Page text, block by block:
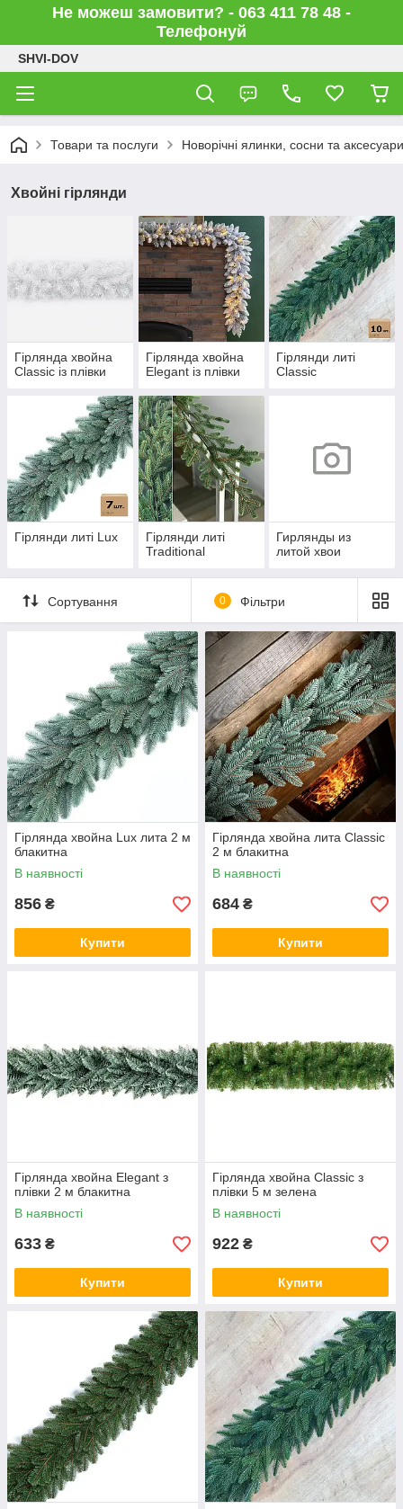
Не можеш замовити? - 063 411 78 48 -
Телефонуй
SHVI-DOV
Товари та послуги Новорічні ялинки, сосни та аксесуари
Хвойні гірлянди
Гірлянда хвойна
Classic із плівки
Гірлянда хвойна
Elegant із плівки
Гірлянди литі
Classic
Гірлянди литі Lux
Гірлянди литі
Traditional
Гирлянды из
литой хвои
Сортування 0 Фільтри
Гірлянда хвойна Lux лита 2 м
блакитна
В наявності
856 ₴
Купити
Гірлянда хвойна лита Classic
2 м блакитна
В наявності
684 ₴
Купити
Гірлянда хвойна Elegant з
плівки 2 м блакитна
В наявності
633 ₴
Купити
Гірлянда хвойна Classic з
плівки 5 м зелена
В наявності
922 ₴
Купити